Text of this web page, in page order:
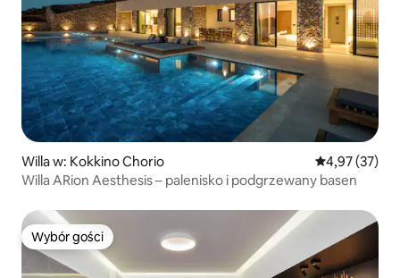
Willa w: Kokkino Chorio Średnia
4,97 (37)
Willa ARion Aesthesis – palenisko i podgrzewany basen
Wybór gości
Wybór gości